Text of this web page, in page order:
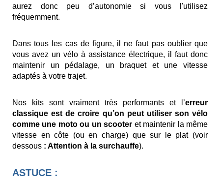
aurez donc peu d’autonomie si vous l'utilisez
fréquemment.
Dans tous les cas de figure, il ne faut pas oublier que
vous avez un vélo à assistance électrique, il faut donc
maintenir un pédalage, un braquet et une vitesse
adaptés à votre trajet.
Nos kits sont vraiment très performants et l’erreur
classique est de croire qu’on peut utiliser son vélo
comme une moto ou un scooter et maintenir la même
vitesse en côte (ou en charge) que sur le plat (voir
dessous : Attention à la surchauffe).
ASTUCE :